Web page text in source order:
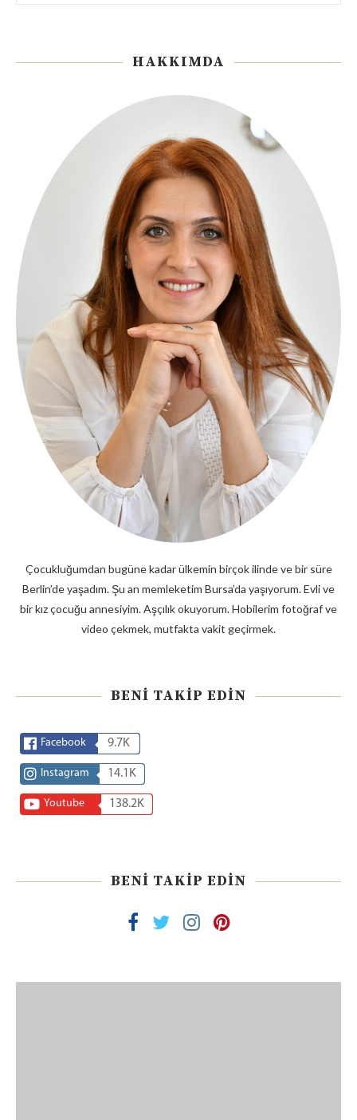
HAKKIMDA
Çocukluğumdan bugüne kadar ülkemin birçok ilinde ve bir süre
Berlin’de yaşadım. Şu an memleketim Bursa’da yaşıyorum. Evli ve
bir kız çocuğu annesiyim. Aşçılık okuyorum. Hobilerim fotoğraf ve
video çekmek, mutfakta vakit geçirmek.
BENI TAKIP EDIN
Facebook 9.7K
Instagram 14.1K
Youtube 138.2K
BENI TAKIP EDIN